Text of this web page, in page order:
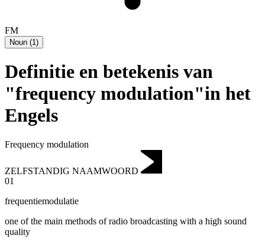
FM
Noun (1)
Definitie en betekenis van
"frequency modulation"in het
Engels
Frequency modulation
ZELFSTANDIG NAAMWOORD
01
frequentiemodulatie
one of the main methods of radio broadcasting with a high sound
quality